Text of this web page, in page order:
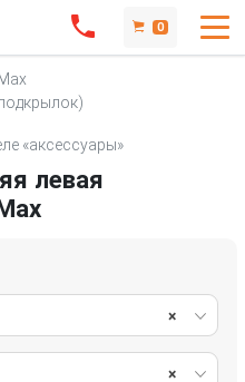
0
«аксессуары»
левая
×
×